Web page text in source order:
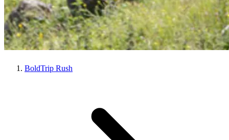
BoldTrip Rush